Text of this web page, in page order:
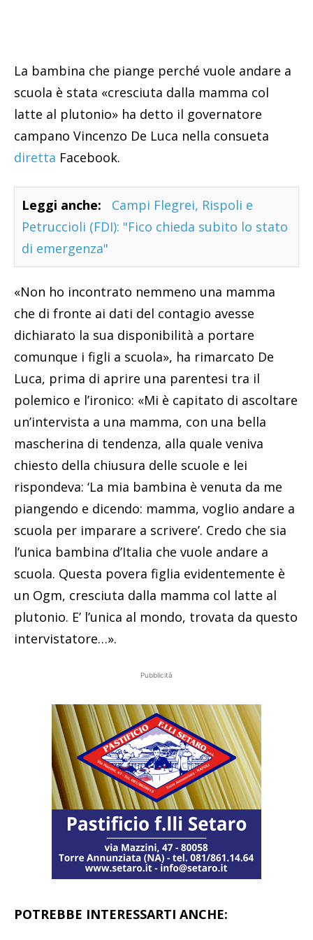
La bambina che piange perché vuole andare a
scuola è stata «cresciuta dalla mamma col
latte al plutonio» ha detto il governatore
campano Vincenzo De Luca nella consueta
diretta Facebook.
Leggi anche:
Campi Flegrei, Rispoli e
Petruccioli (FDI): "Fico chieda subito lo stato
di emergenza"
«Non ho incontrato nemmeno una mamma
che di fronte ai dati del contagio avesse
dichiarato la sua disponibilità a portare
comunque i figli a scuola», ha rimarcato De
Luca, prima di aprire una parentesi tra il
polemico e l’ironico: «Mi è capitato di ascoltare
un’intervista a una mamma, con una bella
mascherina di tendenza, alla quale veniva
chiesto della chiusura delle scuole e lei
rispondeva: ‘La mia bambina è venuta da me
piangendo e dicendo: mamma, voglio andare a
scuola per imparare a scrivere’. Credo che sia
l’unica bambina d’Italia che vuole andare a
scuola. Questa povera figlia evidentemente è
un Ogm, cresciuta dalla mamma col latte al
plutonio. E’ l’unica al mondo, trovata da questo
intervistatore…».
Pubblicità
POTREBBE INTERESSARTI ANCHE: